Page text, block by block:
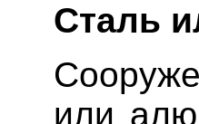
Сталь
или